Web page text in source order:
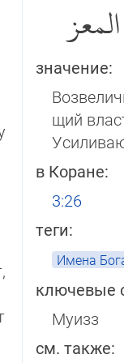
المعز
значение:
щий
в Коране:
3:26
теги:
Имена
ключевые
Муизз
см. также: